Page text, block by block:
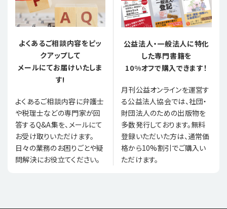
よくあるご相談内容をピッ
クアップして
メールにてお届けいたしま
す!
よくあるご相談内容に弁護士
や税理士などの専門家が回
答するQ&A集を、メールにて
お受け取りいただけます。
日々の業務のお困りごとや疑
問解決にお役立てください。
公益法人・一般法人に特化
した専門書籍を
10%オフで購入できます！
月刊公益オンラインを運営す
る公益法人協会では、社団・
財団法人のための出版物を
多数発行しております。無料
登録いただいた方は、通常価
格から10%割引でご購入い
ただけます。